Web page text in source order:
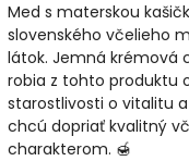
Med s materskou
slovenského včelieho
látok. Jemná krémová
robia z tohto produktu
starostlivosti o vitalitu
chcú dopriať kvalitný
charakterom. 🍯